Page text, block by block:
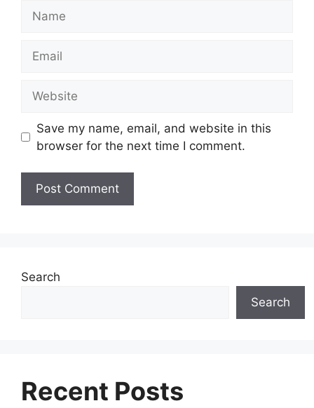
Save my name, email, and website in this
browser for the next time I comment.
Search
Search
Recent Posts